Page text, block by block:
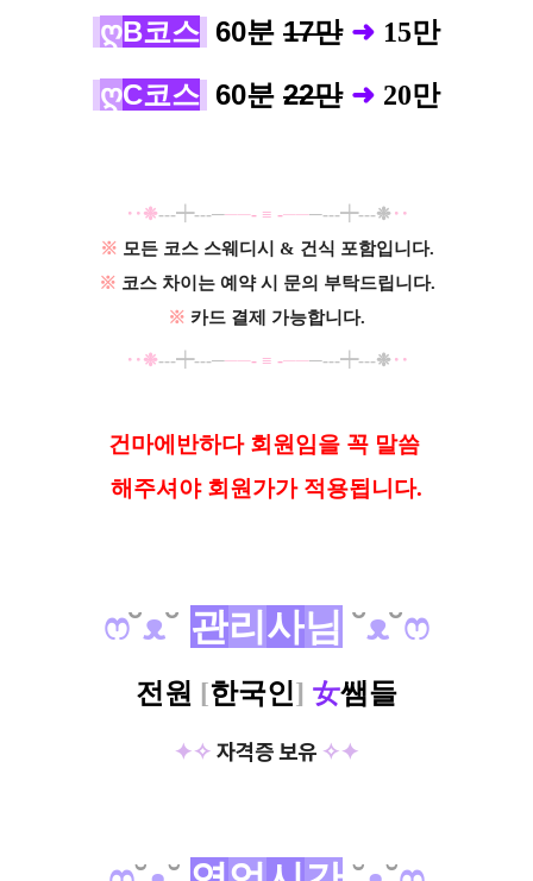
ღB코스 60분 17만 ➜ 15만
ღC코스 60분 22만 ➜ 20만
‥❉---┿---───- ≡ -───---┿---❉‥
※ 모든 코스 스웨디시 & 건식 포함입니다.
※ 코스 차이는 예약 시 문의 부탁드립니다.
※ 카드 결제 가능합니다.
‥❉---┿---───- ≡ -───---┿---❉‥
건마에반하다 회원임을 꼭 말씀
해 주셔야 회원가가 적용됩니다.
ෆ˘ᴥ˘ 관리 사님 ˘ᴥ˘ෆ
전원 [한국인] 女쌤들
✦✧ 자격증 보유 ✧✦